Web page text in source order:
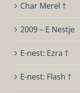
Char Merel †
2009 – E Nestje
E-nest: Ezra †
E-nest: Flash †